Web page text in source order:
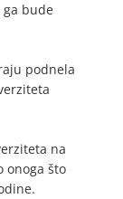
ga bude
podnela
na
onoga što